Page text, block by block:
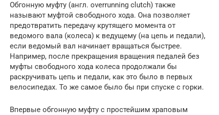
Обгонную муфту (англ. overrunning clutch) также
называют муфтой свободного хода. Она позволяет
предотвратить передачу крутящего момента от
ведомого вала (колеса) к ведущему (на цепь и педали),
если ведомый вал начинает вращаться быстрее.
Например, после прекращения вращения педалей без
муфты свободного хода колеса продолжали бы
раскручивать цепь и педали, как это было в первых
велосипедах. То же самое было бы при спуске с горки.
Впервые обгонную муфту с простейшим храповым